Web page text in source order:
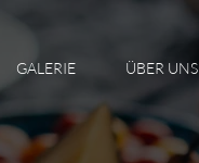
GALERIE ÜBER UNS